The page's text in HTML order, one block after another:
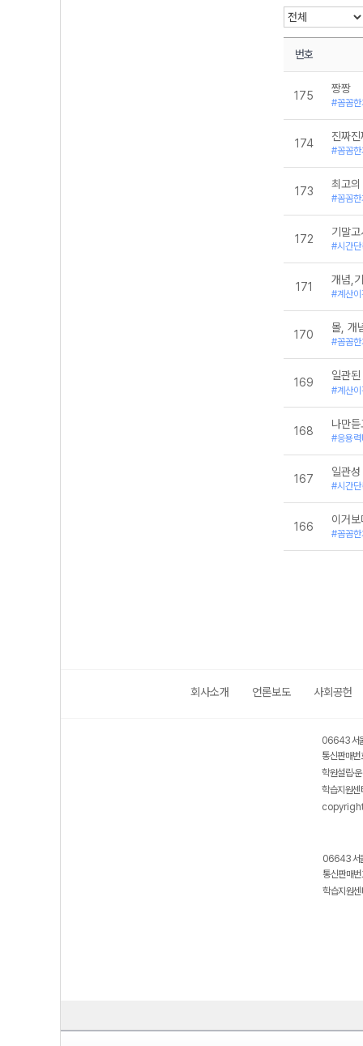
번호
175
짱짱
#꼼꼼한
174
진짜
#꼼꼼
173
최고
#꼼꼼
172
기말
#시간
171
개념,
#계산
170
몰, 개
#꼼꼼
169
일관
#계산
168
나만
#응용
167
일관
#시간
166
이거
#꼼꼼
회사소개 언론보도 사회공헌
06643 서
통신판매
학원설립·
학습지원
06643 서
통신판매
학습지원